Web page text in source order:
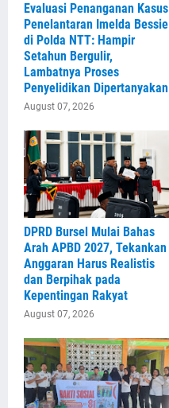
Evaluasi Penanganan Kasus
Penelantaran Imelda Bessie
di Polda NTT: Hampir
Setahun Bergulir,
Lambatnya Proses
Penyelidikan Dipertanyakan
August 07, 2026
DPRD Bursel Mulai Bahas
Arah APBD 2027, Tekankan
Anggaran Harus Realistis
dan Berpihak pada
Kepentingan Rakyat
August 07, 2026